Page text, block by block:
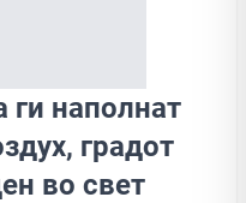
ги наполнат
градот
во свет